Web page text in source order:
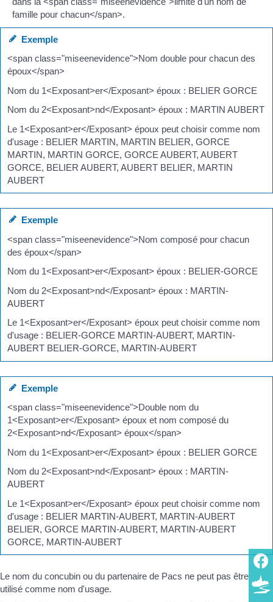
famille pour chacun</span>.
Exemple
<span class="miseenevidence">Nom double pour chacun des
époux</span>
Nom du 1<Exposant>er</Exposant> époux : BELIER GORCE
Nom du 2<Exposant>nd</Exposant> époux : MARTIN AUBERT
Le 1<Exposant>er</Exposant> époux peut choisir comme nom
d'usage : BELIER MARTIN, MARTIN BELIER, GORCE
MARTIN, MARTIN GORCE, GORCE AUBERT, AUBERT
GORCE, BELIER AUBERT, AUBERT BELIER, MARTIN
AUBERT
Exemple
<span class="miseenevidence">Nom composé pour chacun
des époux</span>
Nom du 1<Exposant>er</Exposant> époux : BELIER-GORCE
Nom du 2<Exposant>nd</Exposant> époux : MARTIN-
AUBERT
Le 1<Exposant>er</Exposant> époux peut choisir comme nom
d'usage : BELIER-GORCE MARTIN-AUBERT, MARTIN-
AUBERT BELIER-GORCE, MARTIN-AUBERT
Exemple
<span class="miseenevidence">Double nom du
1<Exposant>er</Exposant> époux et nom composé du
2<Exposant>nd</Exposant> époux</span>
Nom du 1<Exposant>er</Exposant> époux : BELIER GORCE
Nom du 2<Exposant>nd</Exposant> époux : MARTIN-
AUBERT
Le 1<Exposant>er</Exposant> époux peut choisir comme nom
d'usage : BELIER MARTIN-AUBERT, MARTIN-AUBERT
BELIER, GORCE MARTIN-AUBERT, MARTIN-AUBERT
GORCE, MARTIN-AUBERT
Le nom du concubin ou du partenaire de Pacs ne peut pas être
utilisé comme nom d'usage.